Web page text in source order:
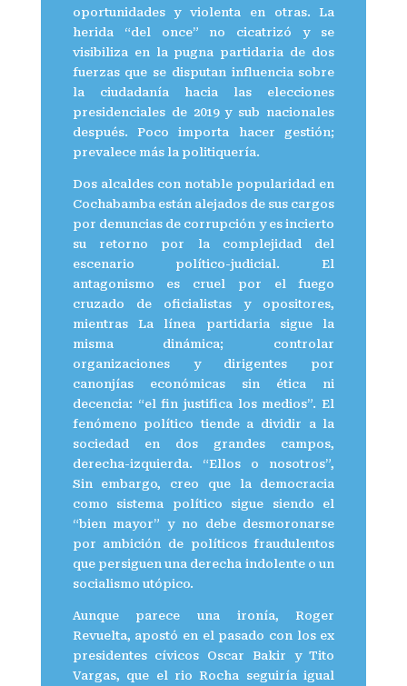
oportunidades y violenta en otras. La
herida “del once” no cicatrizó y se
visibiliza en la pugna partidaria de dos
fuerzas que se disputan influencia sobre
la ciudadanía hacia las elecciones
presidenciales de 2019 y sub nacionales
después. Poco importa hacer gestión;
prevalece más la politiquería.
Dos alcaldes con notable popularidad en
Cochabamba están alejados de sus cargos
por denuncias de corrupción y es incierto
su retorno por la complejidad del
escenario político-judicial. El
antagonismo es cruel por el fuego
cruzado de oficialistas y opositores,
mientras La línea partidaria sigue la
misma dinámica; controlar
organizaciones y dirigentes por
canonjías económicas sin ética ni
decencia: “el fin justifica los medios”. El
fenómeno político tiende a dividir a la
sociedad en dos grandes campos,
derecha-izquierda. “Ellos o nosotros”,
Sin embargo, creo que la democracia
como sistema político sigue siendo el
“bien mayor” y no debe desmoronarse
por ambición de políticos fraudulentos
que persiguen una derecha indolente o un
socialismo utópico.
Aunque parece una ironía, Roger
Revuelta, apostó en el pasado con los ex
presidentes cívicos Oscar Bakir y Tito
Vargas, que el rio Rocha seguiría igual